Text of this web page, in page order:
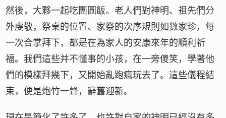
然後，大夥一起吃團圓飯。老人們對神明、祖先們分
外虔敬，祭桌的位置、家祭的次序規則如數家珍，每
一次合掌拜下，都是在為家人的安康來年的順利祈
福。我們這些并不懂事的小孩，在一旁傻笑，學著他
們的模樣拜幾下，又開始亂跑瘋玩去了。這些儀程結
束，便是炮竹一聲，辭舊迎新。